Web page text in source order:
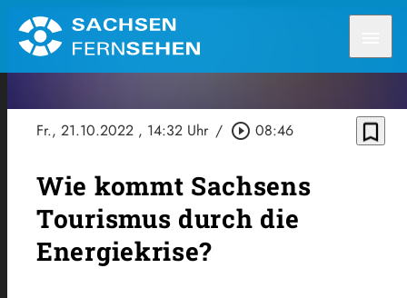
Fr., 21.10.2022 , 14:32 Uhr / play_circle_outline 08:46 bookmark_border
Wie kommt Sachsens
Tourismus durch die
Energiekrise?